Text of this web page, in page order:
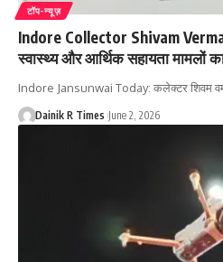
टॉप-न्यूज़
Indore Collector Shivam
स्वास्थ्य और आर्थिक सहायता मामलों
Indore Jansunwai Today: कलेक्टर शिवम
Dainik R Times June 2, 2026